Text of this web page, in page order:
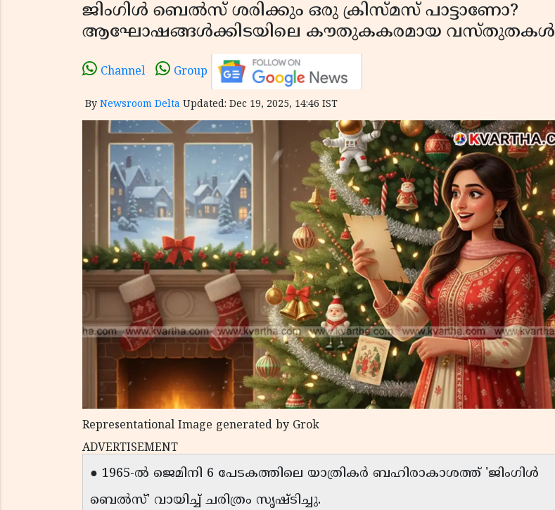
ജിംഗിൾ ബെൽസ് ശരിക്കും ഒരു ക്രിസ്മസ് പാട്ടാണോ?
ആഘോഷങ്ങൾക്കിടയിലെ കൗതുകകരമായ വസ്തുതകൾ
Channel Group
By Newsroom Delta Updated: Dec 19, 2025, 14:46 IST
Representational Image generated by Grok
ADVERTISEMENT
● 1965-ൽ ജെമിനി 6 പേടകത്തിലെ യാത്രികർ ബഹിരാകാശത്ത് 'ജിംഗിൾ
ബെൽസ്' വായിച്ച് ചരിത്രം സൃഷ്ടിച്ചു.